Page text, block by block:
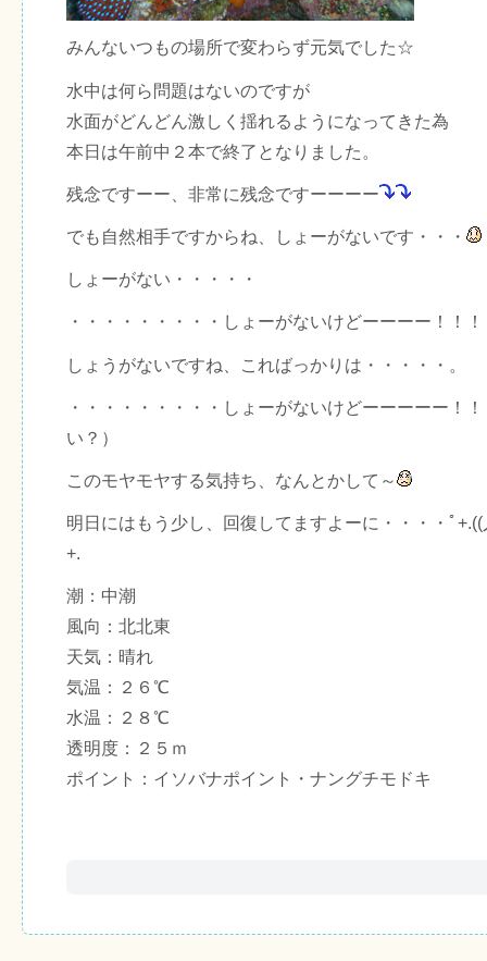
みんないつもの場所で変わらず元気でした☆
水中は何ら問題はないのですが
水面がどんどん激しく揺れるようになってきた為
本日は午前中２本で終了となりました。
残念ですーー、非常に残念ですーーーー
でも自然相手ですからね、しょーがないです・・・
しょーがない・・・・・
・・・・・・・・・しょーがないけどーーーー！！！
しょうがないですね、こればっかりは・・・・・。
・・・・・・・・・しょーがないけどーーーーー！
い？）
このモヤモヤする気持ち、なんとかして～
明日にはもう少し、回復してますよーに・・・・ﾟ
+.
潮：中潮
風向：北北東
天気：晴れ
気温：２６℃
水温：２８℃
透明度：２５ｍ
ポイント：イソバナポイント・ナングチモドキ